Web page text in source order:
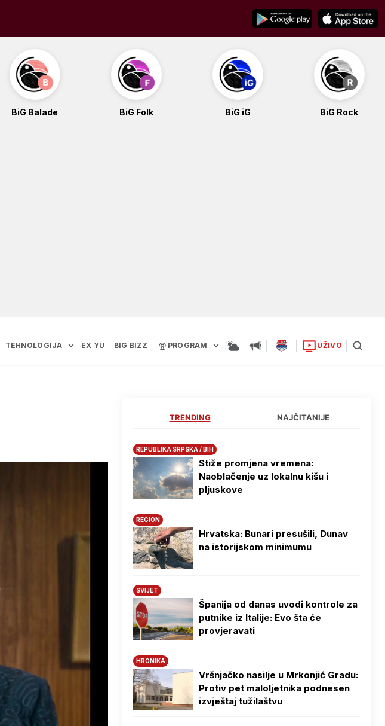
BiG Balade BiG Folk BiG iG BiG Rock
TEHNOLOGIJA EX YU BIG BIZZ PROGRAM UŽIVO
TRENDING NAJČITANIJE
REPUBLIKA SRPSKA / BIH
Stiže promjena vremena:
Naoblačenje uz lokalnu kišu i
pljuskove
REGION
Hrvatska: Bunari presušili, Dunav
na istorijskom minimumu
SVIJET
Španija od danas uvodi kontrole za
putnike iz Italije: Evo šta će
provjeravati
HRONIKA
Vršnjačko nasilje u Mrkonjić Gradu:
Protiv pet maloljetnika podnesen
izvještaj tužilaštvu